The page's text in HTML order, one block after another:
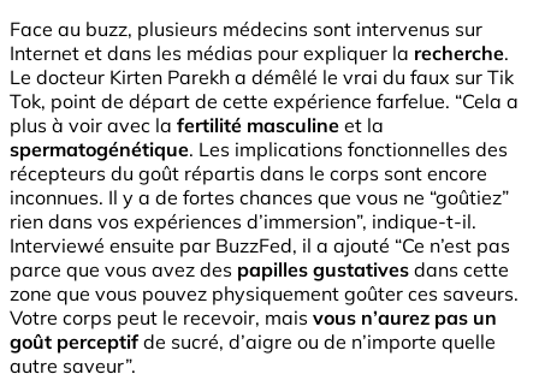
Face au buzz, plusieurs médecins sont intervenus sur
Internet et dans les médias pour expliquer la recherche.
Le docteur Kirten Parekh a démêlé le vrai du faux sur Tik
Tok, point de départ de cette expérience farfelue. “Cela a
plus à voir avec la fertilité masculine et la
spermatogénétique. Les implications fonctionnelles des
récepteurs du goût répartis dans le corps sont encore
inconnues. Il y a de fortes chances que vous ne “goûtiez”
rien dans vos expériences d’immersion”, indique-t-il.
Interviewé ensuite par BuzzFed, il a ajouté “Ce n’est pas
parce que vous avez des papilles gustatives dans cette
zone que vous pouvez physiquement goûter ces saveurs.
Votre corps peut le recevoir, mais vous n’aurez pas un
goût perceptifde sucré, d’aigre ou de n’importe quelle
autre saveur”.